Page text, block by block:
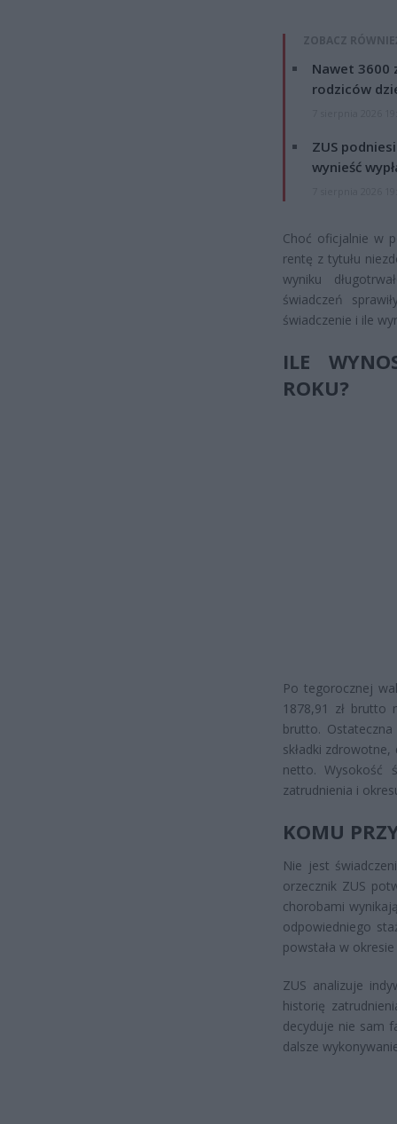
ZOBACZ
Nawet 3600
rodziców
ZUS
wynieść
Choć oficjalnie w
rentę z tytułu
wyniku
świadczeń
świadczenie i ile
ILE
ROKU?
Po tegorocznej
1878,91 zł brutto
brutto.
składki
netto. Wysokość
zatrudnienia i
KOMU
Nie jest
orzecznik ZUS
chorobami
odpowiedniego
powstała w
ZUS analizuje
historię
decyduje nie sam
dalsze